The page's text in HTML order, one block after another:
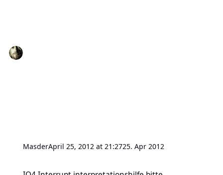
MasderApril 25, 2012 at 21:2725. Apr 2012